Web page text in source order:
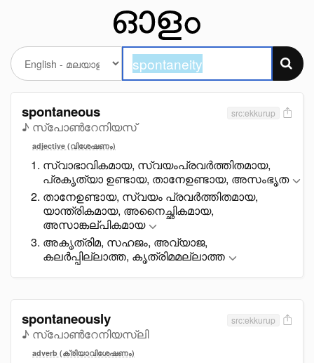
spontaneous
♪ സ്പോൺറേനിയസ്
src:ekkurup
adjective (വിശേഷണം)
സ്വാഭാവികമായ, സ്വയംപ്രവർത്തിതമായ,
പ്രകൃത്യാ ഉണ്ടായ, താനേഉണ്ടായ, അസംഭൃത
താനേഉണ്ടായ, സ്വയം പ്രവർത്തിതമായ,
യാന്ത്രികമായ, അനെെച്ഛികമായ,
അസാങ്കല്പികമായ
അകൃത്രിമ, സഹജം, അവ്യാജ,
കലർപ്പില്ലാത്ത, കൃത്രിമമല്ലാത്ത
spontaneously
♪ സ്പോൺറേനിയസ്ലി
src:ekkurup
adverb (ക്രിയാവിശേഷണം)